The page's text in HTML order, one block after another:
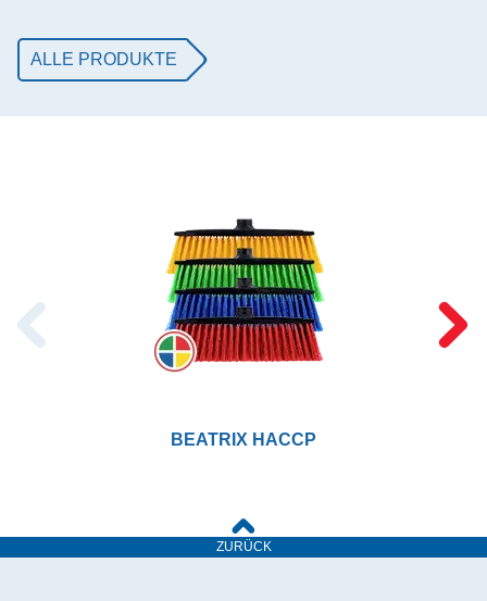
ALLE PRODUKTE
BEATRIX HACCP
ZURÜCK